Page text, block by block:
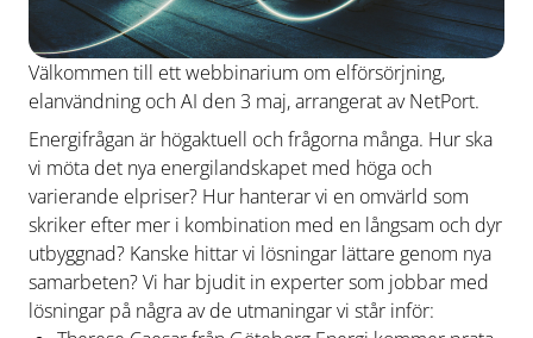
Välkommen till ett webbinarium om elförsörjning,
elanvändning och AI den 3 maj, arrangerat av NetPort.
Energifrågan är högaktuell och frågorna många. Hur ska
vi möta det nya energilandskapet med höga och
varierande elpriser? Hur hanterar vi en omvärld som
skriker efter mer i kombination med en långsam och dyr
utbyggnad? Kanske hittar vi lösningar lättare genom nya
samarbeten? Vi har bjudit in experter som jobbar med
lösningar på några av de utmaningar vi står inför: